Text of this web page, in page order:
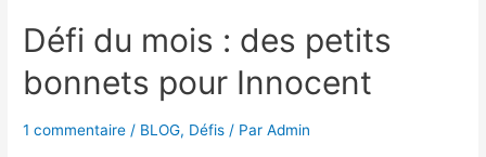
Défi du mois : des petits
bonnets pour Innocent
1 commentaire / BLOG, Défis / ParAdmin